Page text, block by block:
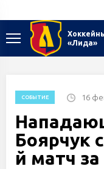
«Лида»
СОБЫТИЕ 16
Боярчук
й матч